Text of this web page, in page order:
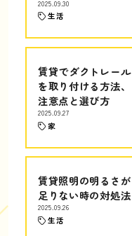
2025.09.30
生活
賃貸でダクトレール
を取り付ける方法、
注意点と選び方
2025.09.27
家
賃貸照明の明るさが
足りない時の対処法
2025.09.26
生活